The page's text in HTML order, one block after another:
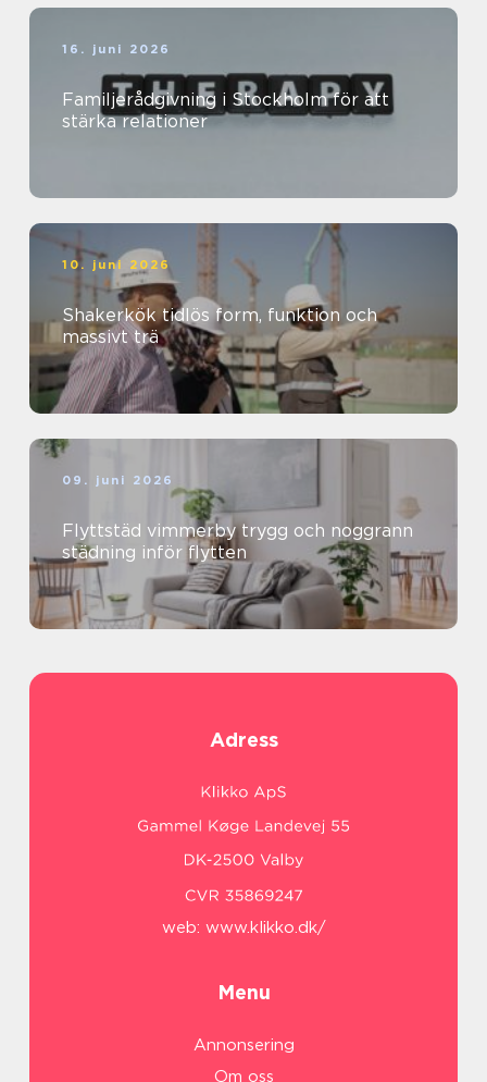
16. juni 2026
Familjerådgivning i Stockholm för att
stärka relationer
10. juni 2026
Shakerkök tidlös form, funktion och
massivt trä
09. juni 2026
Flyttstäd vimmerby trygg och noggrann
städning inför flytten
Adress
web: www.klikko.dk/
Menu
Annonsering
Om oss